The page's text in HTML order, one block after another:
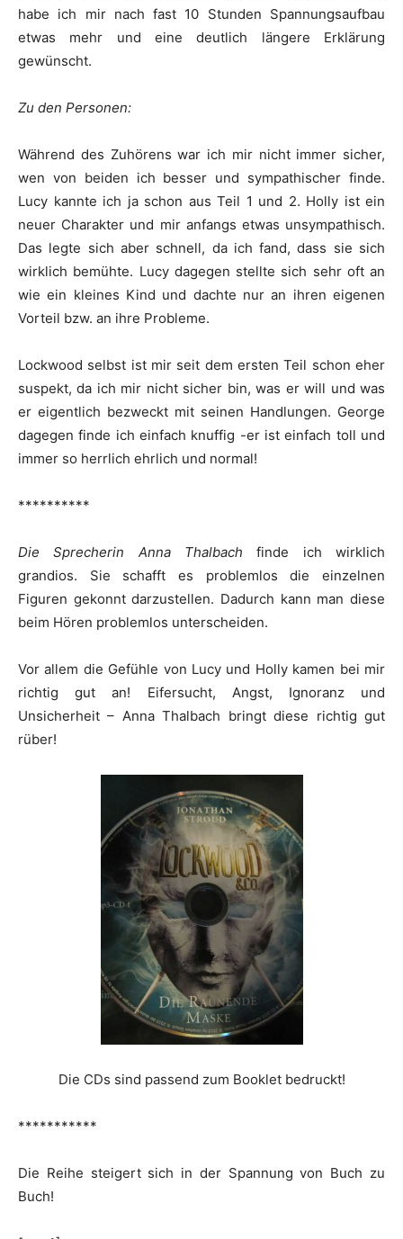
habe ich mir nach fast 10 Stunden Spannungsaufbau
etwas mehr und eine deutlich längere Erklärung
gewünscht.
Zu den Personen:
Während des Zuhörens war ich mir nicht immer sicher,
wen von beiden ich besser und sympathischer finde.
Lucy kannte ich ja schon aus Teil 1 und 2. Holly ist ein
neuer Charakter und mir anfangs etwas unsympathisch.
Das legte sich aber schnell, da ich fand, dass sie sich
wirklich bemühte. Lucy dagegen stellte sich sehr oft an
wie ein kleines Kind und dachte nur an ihren eigenen
Vorteil bzw. an ihre Probleme.
Lockwood selbst ist mir seit dem ersten Teil schon eher
suspekt, da ich mir nicht sicher bin, was er will und was
er eigentlich bezweckt mit seinen Handlungen. George
dagegen finde ich einfach knuffig -er ist einfach toll und
immer so herrlich ehrlich und normal!
**********
Die Sprecherin Anna Thalbach finde ich wirklich
grandios. Sie schafft es problemlos die einzelnen
Figuren gekonnt darzustellen. Dadurch kann man diese
beim Hören problemlos unterscheiden.
Vor allem die Gefühle von Lucy und Holly kamen bei mir
richtig gut an! Eifersucht, Angst, Ignoranz und
Unsicherheit – Anna Thalbach bringt diese richtig gut
rüber!
Die CDs sind passend zum Booklet bedruckt!
***********
Die Reihe steigert sich in der Spannung von Buch zu
Buch!